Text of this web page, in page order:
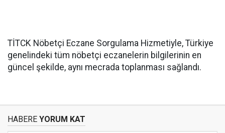
TİTCK Nöbetçi Eczane Sorgulama Hizmetiyle, Türkiye
genelindeki tüm nöbetçi eczanelerin bilgilerinin en
güncel şekilde, aynı mecrada toplanması sağlandı.
HABERE YORUM KAT